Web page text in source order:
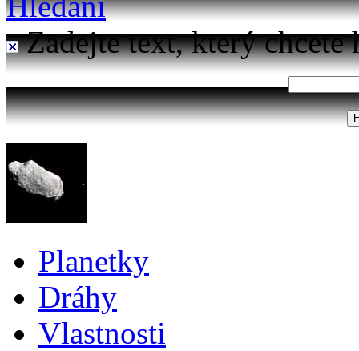
Zadejte text, který chcete
Planetky
Dráhy
Vlastnosti